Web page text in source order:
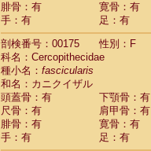
腓骨：有
寛骨：有
手：有
足：有
剖検番号：00175
性別：F
科名：Cercopithecidae
種小名： fascicularis
和名：カニクイザル
頭蓋骨：有
下顎骨：有
尺骨：有
肩甲骨：有
腓骨：有
寛骨：有
手：有
足：有